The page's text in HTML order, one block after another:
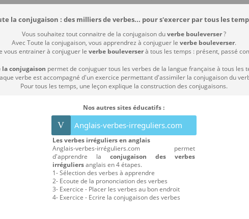
la conjugaison : des milliers de verbes... pour s'exercer par tous les
Vous souhaitez tout connaitre de la conjugaison duverbe bouleverser?
Avec Toute la conjugaison, vous apprendrez à conjuguer le verbe bouleverser.
vous entrainer à conjuguer le verbe bouleverserà tous les temps : présent, passé
la conjugaison permet de conjuguer tous les verbes de la langue française à tous les
verbe est accompagné d'un exercice permettant d'assimiler la conjugaison du
Pour tous les temps, une leçon explique la construction des conjugaisons.
Nos autres sites éducatifs :
V Anglais-verbes-irreguliers.com
Les verbes irréguliers en anglais
Anglais-verbes-irréguliers.com permet
d'apprendre la conjugaison des verbes
irréguliersanglais en 4 étapes.
1- Sélection des verbes à apprendre
2- Ecoute de la prononciation des verbes
3- Exercice - Placer les verbes au bon endroit
4- Exercice - Ecrire la conjugaison des verbes